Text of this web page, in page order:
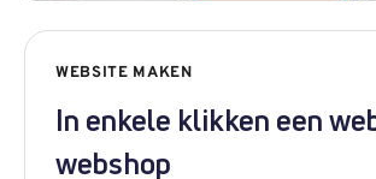
WEBSITE MAKEN
In enkele klikken een
webshop